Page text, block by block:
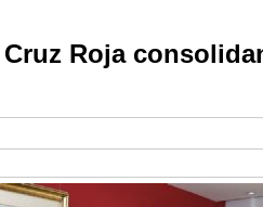
Roja